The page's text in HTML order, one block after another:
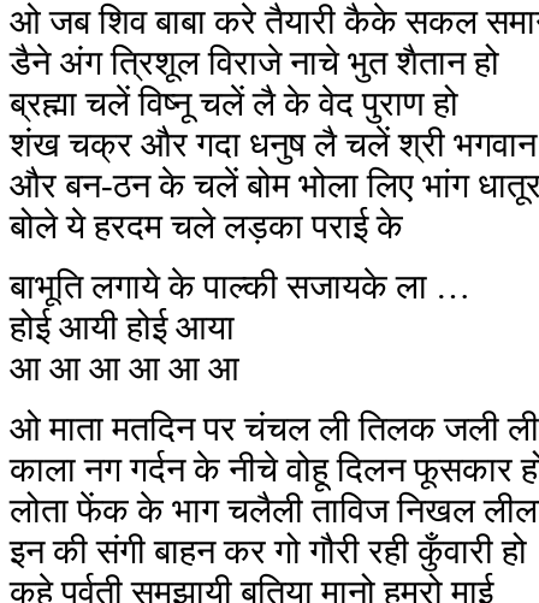
ओ जब शिव बाबा करे तैयारी कैके सकल
डैने अंग त्रिशूल विराजे नाचे भुत शैतान हो
ब्रह्मा चलें विष्नू चलें लै के वेद पुराण हो
शंख चक्र और गदा धनुष लै चलें श्री भगवान
और बन-ठन के चलें बोम भोला लिए भांग
बोले ये हरदम चले लड़का पराई के
बाभूति लगाये के पाल्की सजायके ला …
होई आयी होई आया
आ आ आ आ आ आ
ओ माता मतदिन पर चंचल ली तिलक जली
काला नग गर्दन के नीचे वोहू दिलन फूसकार
लोता फेंक के भाग चलैली ताविज निखल
इन की संगी बाहन कर गो गौरी रही कुँवारी हो
कहे पर्वती समझायी बतिया मानो हमरो माई